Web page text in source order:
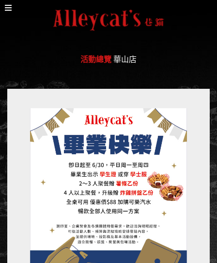
活動總覽 華山店